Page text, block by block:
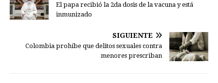
El papa recibió la 2da dosis de la vacuna y está
inmunizado
SIGUIENTE
Colombia prohíbe que delitos sexuales contra
menores prescriban